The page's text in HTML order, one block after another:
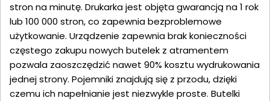
stron na minutę. Drukarka jest objęta gwarancją na 1 rok
lub 100 000 stron, co zapewnia bezproblemowe
użytkowanie. Urządzenie zapewnia brak konieczności
częstego zakupu nowych butelek z atramentem
pozwala zaoszczędzić nawet 90% kosztu wydrukowania
jednej strony. Pojemniki znajdują się z przodu, dzięki
czemu ich napełnianie jest niezwykle proste. Butelki